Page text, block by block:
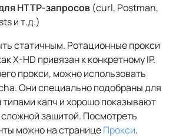
HTTP-запросов (curl, Postman,
и т.д.)
статичным. Ротационные прокси
X-HD привязан к конкретному IP.
прокси, можно использовать
Они специально подобраны для
капч и хорошо показывают
сложной защитой. Посмотреть
можно на страницеПрокси.